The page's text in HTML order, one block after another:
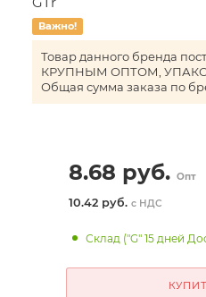
Важно!
Товар данного бренда
КРУПНЫМ ОПТОМ,
Общая сумма заказа по
8.68 руб. Опт
10.42 руб. с НДС
Склад ("G" 15 дней